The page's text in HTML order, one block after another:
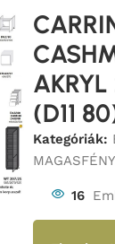
(D11
Kategóriák:
16